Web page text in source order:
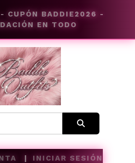
CUPÓN BADDIE2026 -
EN TODO
INICIAR SESIÓN